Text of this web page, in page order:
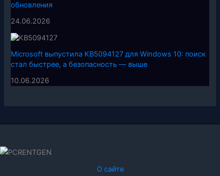
обновления
24.06.2026
Microsoft выпустила KB5094127 для Windows 10: поиск
стал быстрее, а безопасность — выше
10.06.2026
О сайте